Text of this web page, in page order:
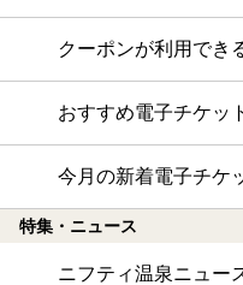
クーポンが利用でき
おすすめ電子チケッ
今月の新着電子チケ
特集・ニュース
ニフティ温泉ニュー